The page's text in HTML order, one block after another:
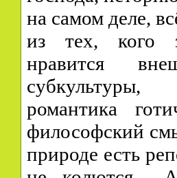
на самом деле,
из тех, кого
нравится
романтика
философский
природе есть